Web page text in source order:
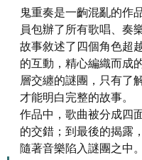
鬼重奏是一齣混亂的作
員包辦了所有歌唱、奏
故事敘述了四個角色超
的互動，精心編織而成
層交纏的謎團，只有了
才能明白完整的故事。
作品中，歌曲被分成四
的交錯；到最後的揭露
隨著音樂陷入謎團之中。